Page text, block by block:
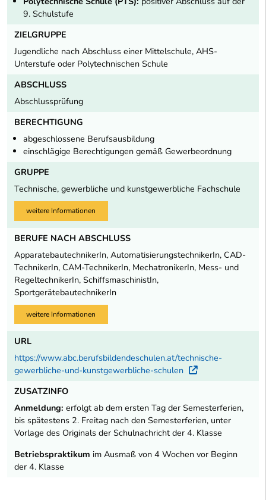
9. Schulstufe
ZIELGRUPPE
Jugendliche nach Abschluss einer Mittelschule, AHS-
Unterstufe oder Polytechnischen Schule
ABSCHLUSS
Abschlussprüfung
BERECHTIGUNG
abgeschlossene Berufsausbildung
einschlägige Berechtigungen gemäß Gewerbeordnung
GRUPPE
Technische, gewerbliche und kunstgewerbliche Fachschule
weitere Informationen
BERUFE NACH ABSCHLUSS
ApparatebautechnikerIn, AutomatisierungstechnikerIn, CAD-
TechnikerIn, CAM-TechnikerIn, MechatronikerIn, Mess- und
RegeltechnikerIn, SchiffsmaschinistIn,
SportgerätebautechnikerIn
weitere Informationen
URL
https://www.abc.berufsbildendeschulen.at/technische-
gewerbliche-und-kunstgewerbliche-schulen
Externer
ZUSATZINFO
Anmeldung: erfolgt ab dem ersten Tag der Semesterferien,
bis spätestens 2. Freitag nach den Semesterferien, unter
Vorlage des Originals der Schulnachricht der 4. Klasse
Betriebspraktikum im Ausmaß von 4 Wochen vor Beginn
der 4. Klasse